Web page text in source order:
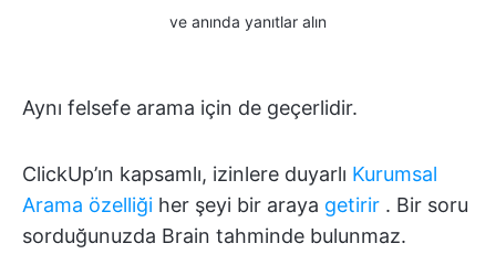
ve anında yanıtlar alın
Aynı felsefe arama için de geçerlidir.
ClickUp’ın kapsamlı, izinlere duyarlı Kurumsal
Arama özelliği her şeyi bir araya getirir . Bir soru
sorduğunuzda Brain tahminde bulunmaz.